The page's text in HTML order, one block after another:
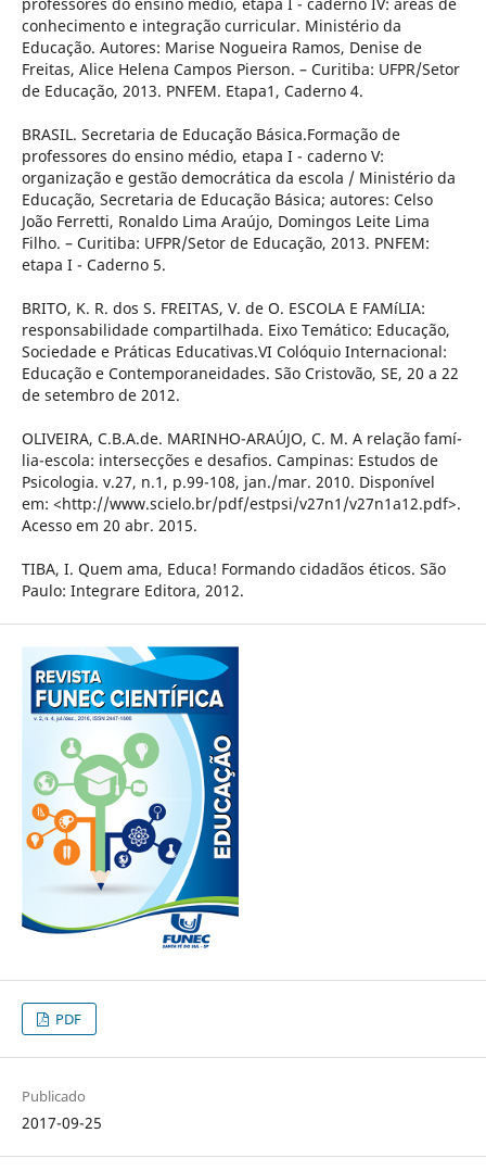
professores do ensino médio, etapa I - caderno IV: áreas de
conhecimento e integração curricular. Ministério da
Educação. Autores: Marise Nogueira Ramos, Denise de
Freitas, Alice Helena Campos Pierson. – Curitiba: UFPR/Setor
de Educação, 2013. PNFEM. Etapa1, Caderno 4.
BRASIL. Secretaria de Educação Básica.Formação de
professores do ensino médio, etapa I - caderno V:
organização e gestão democrática da escola / Ministério da
Educação, Secretaria de Educação Básica; autores: Celso
João Ferretti, Ronaldo Lima Araújo, Domingos Leite Lima
Filho. – Curitiba: UFPR/Setor de Educação, 2013. PNFEM:
etapa I - Caderno 5.
BRITO, K. R. dos S. FREITAS, V. de O. ESCOLA E FAMíLIA:
responsabilidade compartilhada. Eixo Temático: Educação,
Sociedade e Práticas Educativas.VI Colóquio Internacional:
Educação e Contemporaneidades. São Cristovão, SE, 20 a 22
de setembro de 2012.
OLIVEIRA, C.B.A.de. MARINHO-ARAÚJO, C. M. A relação famí­
lia-escola: intersecções e desafios. Campinas: Estudos de
Psicologia. v.27, n.1, p.99-108, jan./mar. 2010. Disponí­vel
em: <http://www.scielo.br/pdf/estpsi/v27n1/v27n1a12.pdf>.
Acesso em 20 abr. 2015.
TIBA, I. Quem ama, Educa! Formando cidadãos éticos. São
Paulo: Integrare Editora, 2012.
PDF
Publicado
2017-09-25